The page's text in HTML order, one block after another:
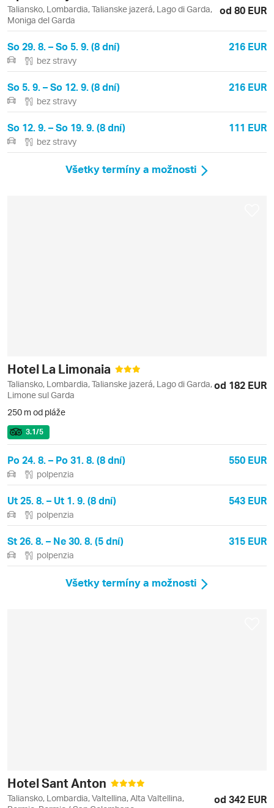
Taliansko, Lombardia, Talianske jazerá, Lago di Garda,
Moniga del Garda
od 80 EUR
So 29. 8. – So 5. 9. (8 dní) 216 EUR
bez stravy
So 5. 9. – So 12. 9. (8 dní) 216 EUR
bez stravy
So 12. 9. – So 19. 9. (8 dní) 111 EUR
bez stravy
Všetky termíny a možnosti
Hotel La Limonaia
Taliansko, Lombardia, Talianske jazerá, Lago di Garda,
Limone sul Garda
od 182 EUR
250 m od pláže
3.1/5
Po 24. 8. – Po 31. 8. (8 dní) 550 EUR
polpenzia
Ut 25. 8. – Ut 1. 9. (8 dní) 543 EUR
polpenzia
St 26. 8. – Ne 30. 8. (5 dní) 315 EUR
polpenzia
Všetky termíny a možnosti
Hotel Sant Anton
Taliansko, Lombardia, Valtellina, Alta Valtellina,
od 342 EUR